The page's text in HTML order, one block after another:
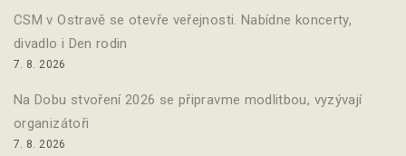
CSM v Ostravě se otevře veřejnosti. Nabídne koncerty,
divadlo i Den rodin
7. 8. 2026
Na Dobu stvoření 2026 se připravme modlitbou, vyzývají
organizátoři
7. 8. 2026